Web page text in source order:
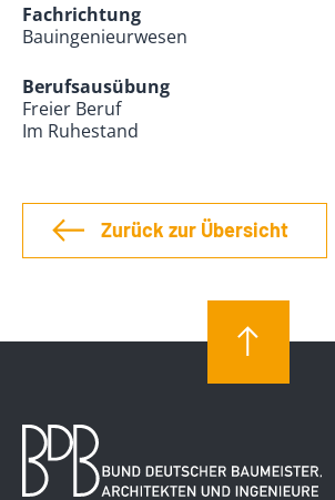
Fachrichtung
Bauingenieurwesen
Berufsausübung
Freier Beruf
Im Ruhestand
Zurück zur Übersicht